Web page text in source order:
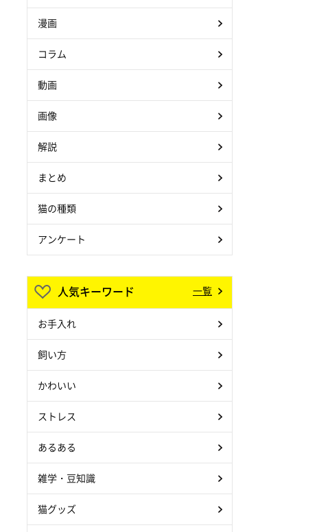
漫画
コラム
動画
画像
解説
まとめ
猫の種類
アンケート
人気キーワード 一覧
お手入れ
飼い方
かわいい
ストレス
あるある
雑学・豆知識
猫グッズ